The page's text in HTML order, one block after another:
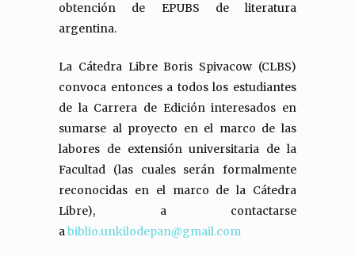
obtención de EPUBS de literatura
argentina.
La Cátedra Libre Boris Spivacow (CLBS)
convoca entonces a todos los estudiantes
de la Carrera de Edición interesados en
sumarse al proyecto en el marco de las
labores de extensión universitaria de la
Facultad (las cuales serán formalmente
reconocidas en el marco de la Cátedra
Libre), a contactarse
abiblio.unkilodepan@gmail.com